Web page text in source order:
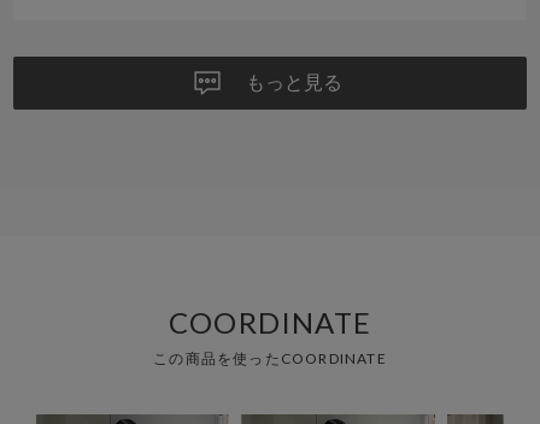
もっと見る
COORDINATE
この商品を使ったCOORDINATE